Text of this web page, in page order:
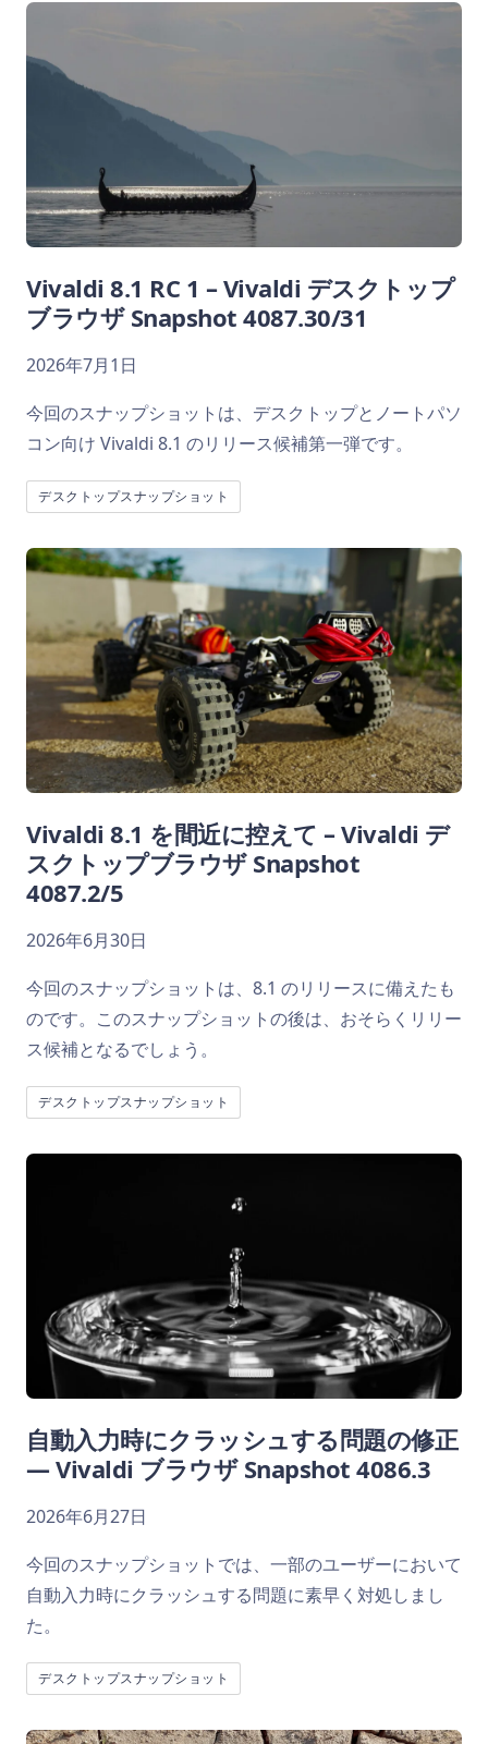
Vivaldi 8.1 RC 1 – Vivaldi デスクトップ
ブラウザ Snapshot 4087.30/31
2026年7月1日
今回のスナップショットは、デスクトップとノートパソ
コン向け Vivaldi 8.1 のリリース候補第一弾です。
デスクトップスナップショット
Vivaldi 8.1 を間近に控えて – Vivaldi デ
スクトップブラウザ Snapshot
4087.2/5
2026年6月30日
今回のスナップショットは、8.1 のリリースに備えたも
のです。このスナップショットの後は、おそらくリリー
ス候補となるでしょう。
デスクトップスナップショット
自動入力時にクラッシュする問題の修正
— Vivaldi ブラウザ Snapshot 4086.3
2026年6月27日
今回のスナップショットでは、一部のユーザーにおいて
自動入力時にクラッシュする問題に素早く対処しまし
た。
デスクトップスナップショット